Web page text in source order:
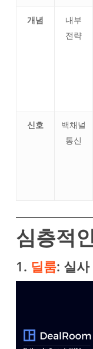
개념
내부
전략
신호
백채널
통신
심층적
1. 딜룸: 실